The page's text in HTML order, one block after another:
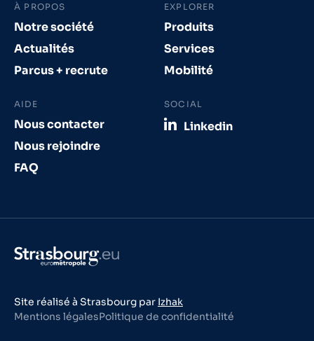
À PROPOS
Notre société
Actualités
Parcus + recrute
EXPLORER
Produits
Services
Mobilité
AIDE
Nous contacter
Nous rejoindre
FAQ
SOCIAL
Linkedin
Site réalisé à Strasbourg par Izhak
Mentions légalesPolitique de confidentialité